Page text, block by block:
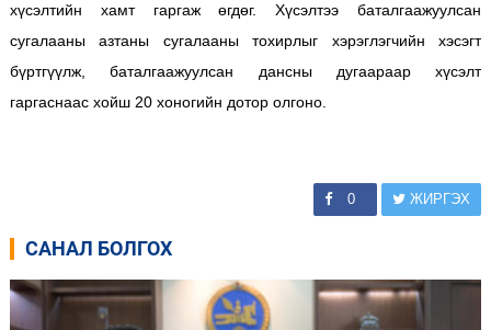
хүсэлтийн хамт гаргаж өгдөг. Хүсэлтээ баталгаажуулсан
сугалааны азтаны сугалааны тохирлыг хэрэглэгчийн хэсэгт
бүртгүүлж, баталгаажуулсан дансны дугаараар хүсэлт
гаргаснаас хойш 20 хоногийн дотор олгоно.
0 ЖИРГЭХ
САНАЛ БОЛГОХ